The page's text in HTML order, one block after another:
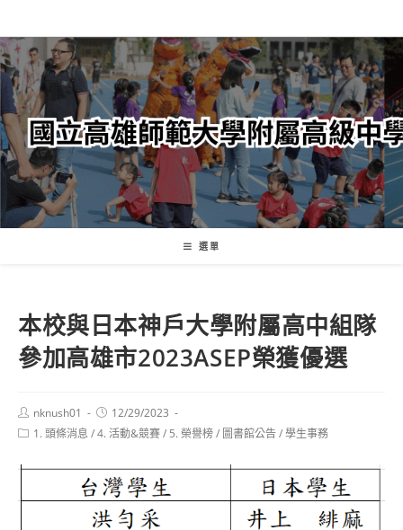
轉
至
主
內
容
選單
本校與日本神戶大學附屬高中組隊
參加高雄市2023ASEP榮獲優選
Post
author:
nknush01
Post
published:
12/29/2023
Post1. 頭條消息 /4. 活動&競賽/ 5. 榮譽榜/ 圖書館公告/學生事務